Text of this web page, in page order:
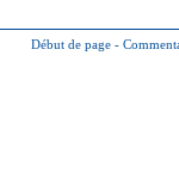
Début de page -